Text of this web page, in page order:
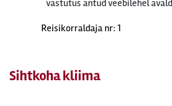
vastutus antud veebilehel
Reisikorraldaja nr: 1
Sihtkoha kliima